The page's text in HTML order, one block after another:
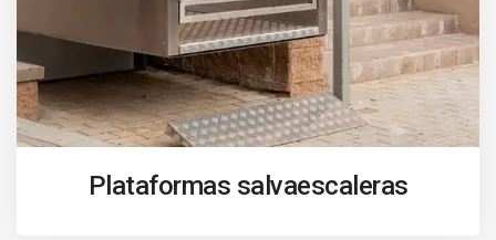
Plataformas salvaescaleras